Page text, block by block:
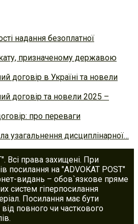
надання безоплатної
призначеному державою
договір в Україні та новели
договір та новели 2025 –
про переваги
узагальнення дисциплінарної…
Всі права захищені. При
посилання на "ADVOKAT POST"
видань – обов`язкове пряме
систем гіперпосилання
Посилання має бути
повного чи часткового